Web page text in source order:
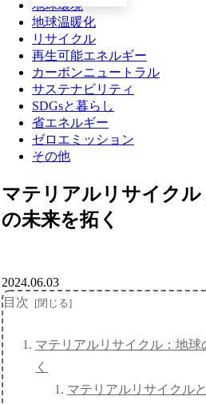
地球環境
地球温暖化
リサイクル
再生可能エネルギー
カーボンニュートラル
サステナビリティ
SDGsと暮らし
省エネルギー
ゼロエミッション
その他
マテリアルリサイクル
の未来を拓く
2024.06.03
目次
マテリアルリサイクル：地球
く
マテリアルリサイクルと